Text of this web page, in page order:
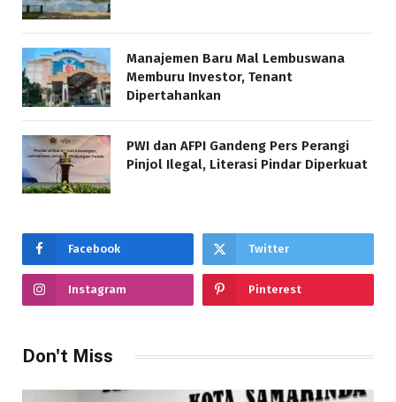
Manajemen Baru Mal Lembuswana
Memburu Investor, Tenant
Dipertahankan
PWI dan AFPI Gandeng Pers Perangi
Pinjol Ilegal, Literasi Pindar Diperkuat
Facebook Twitter
Instagram Pinterest
Don't Miss